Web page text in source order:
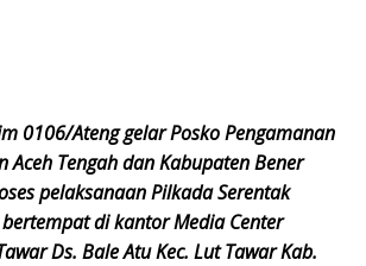
0106/Ateng gelar Posko Pengamanan
Aceh Tengah dan Kabupaten Bener
pelaksanaan Pilkada Serentak
di kantor Media Center
Ds. Bale Atu Kec. Lut Tawar Kab.